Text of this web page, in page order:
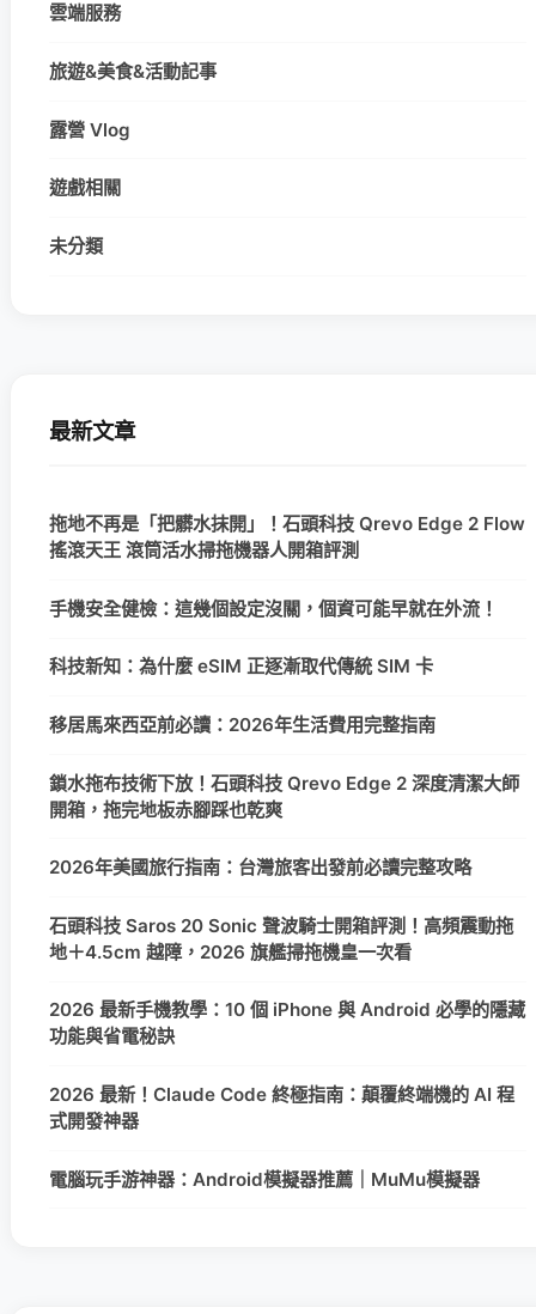
雲端服務
旅遊&美食&活動記事
露營 Vlog
遊戲相關
未分類
最新文章
拖地不再是「把髒水抹開」！石頭科技 Qrevo Edge 2 Flow
搖滾天王 滾筒活水掃拖機器人開箱評測
手機安全健檢：這幾個設定沒關，個資可能早就在外流！
科技新知：為什麼 eSIM 正逐漸取代傳統 SIM 卡
移居馬來西亞前必讀：2026年生活費用完整指南
鎖水拖布技術下放！石頭科技 Qrevo Edge 2 深度清潔大師
開箱，拖完地板赤腳踩也乾爽
2026年美國旅行指南：台灣旅客出發前必讀完整攻略
石頭科技 Saros 20 Sonic 聲波騎士開箱評測！高頻震動拖
地＋4.5cm 越障，2026 旗艦掃拖機皇一次看
2026 最新手機教學：10 個 iPhone 與 Android 必學的隱藏
功能與省電秘訣
2026 最新！Claude Code 終極指南：顛覆終端機的 AI 程
式開發神器
電腦玩手游神器：Android模擬器推薦｜MuMu模擬器